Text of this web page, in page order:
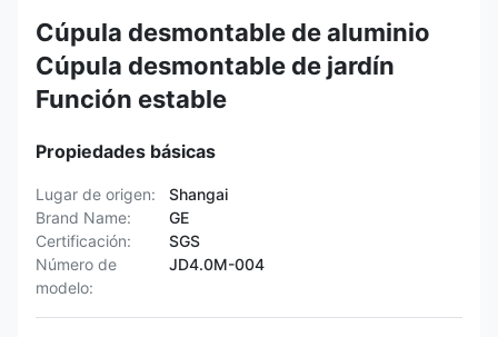
Cúpula desmontable de aluminio
Cúpula desmontable de jardín
Función estable
Propiedades básicas
Lugar de origen:
Shangai
Brand Name:
GE
Certificación:
SGS
Número de
modelo:
JD4.0M-004